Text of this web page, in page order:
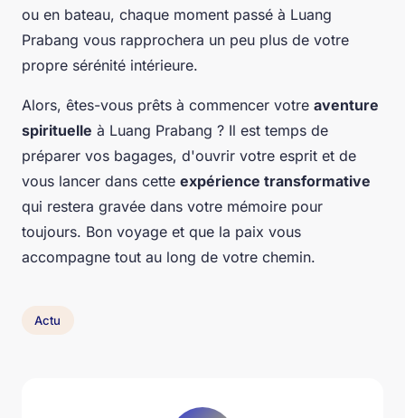
ou en bateau, chaque moment passé à Luang
Prabang vous rapprochera un peu plus de votre
propre sérénité intérieure.
Alors, êtes-vous prêts à commencer votre aventure
spirituelle à Luang Prabang ? Il est temps de
préparer vos bagages, d'ouvrir votre esprit et de
vous lancer dans cette expérience transformative
qui restera gravée dans votre mémoire pour
toujours. Bon voyage et que la paix vous
accompagne tout au long de votre chemin.
Actu